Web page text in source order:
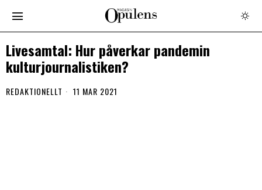
Livesamtal: Hur påverkar pandemin
kulturjournalistiken?
REDAKTIONELLT 11 MAR 2021